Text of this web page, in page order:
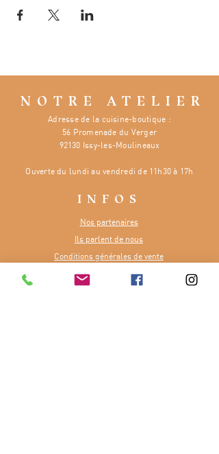
NOTRE ATELIER
Adresse de la cuisine-boutique :
56 Promenade du Verger
92130 Issy-les-Moulineaux
Ouvertedu lundi au vendredi de 11h30 à 17h
INFOS
Nos partenaires
Ils parlent de nous
Conditions générales de vente
Dossier de presse